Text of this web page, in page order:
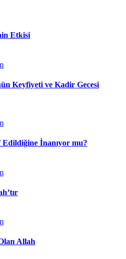
Etkisi
Keyfiyeti ve Kadir Gecesi
İnanıyor mu?
Allah